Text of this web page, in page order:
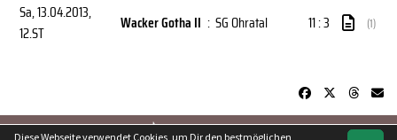
Sa, 13.04.2013,
12.ST
Wacker Gotha II : SG Ohratal 11 : 3 (1)
soccero.de
Diese Webseite verwendet Cookies, um Dir den bestmöglichen